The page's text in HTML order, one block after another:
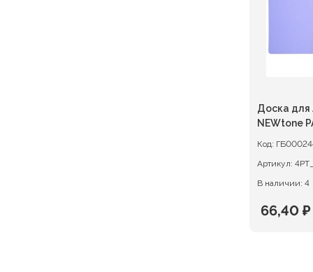
Доска для
NEWtone
Код:
Артикул:
В наличии: 4
66,40 ₽
Текущая